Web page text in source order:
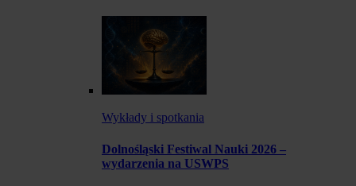
Wykłady i spotkania
Dolnośląski Festiwal Nauki 2026 –
wydarzenia na USWPS